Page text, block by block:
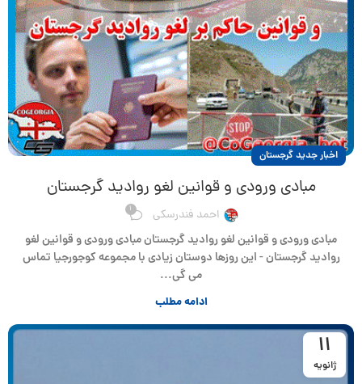
اخبار جدید گرجستان
مبادی ورودی و قوانین لغو روادید گرجستان
احمد فندرسکی 1
مبادی ورودی و قوانین لغو روادید گرجستان مبادی ورودی و قوانین لغو
روادید گرجستان - این روزها دوستان زیادی با مجموعه کوجورجیا تماس
می گی...
ادامه مطلب
11
ژانویه